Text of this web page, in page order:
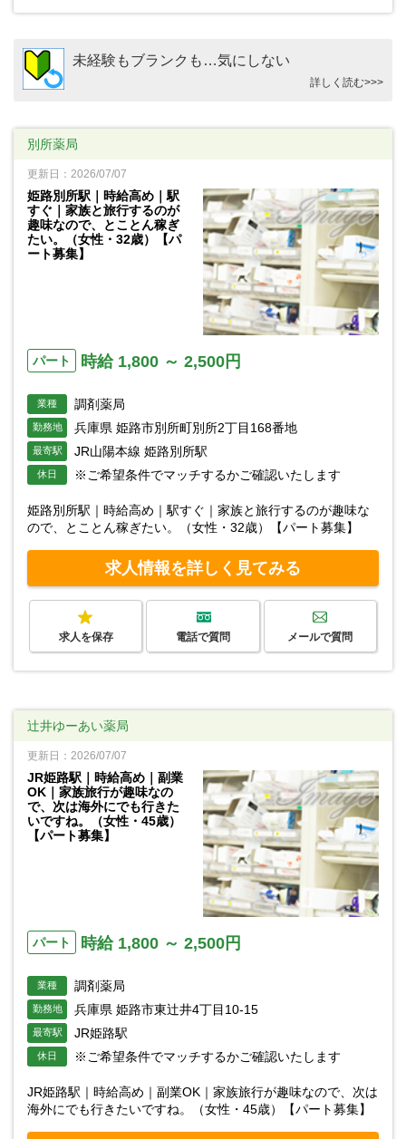
未経験もブランクも…気にしない
詳しく読む>>>
別所薬局
更新日：2026/07/07
姫路別所駅｜時給高め｜駅
すぐ｜家族と旅行するのが
趣味なので、とことん稼ぎ
たい。（女性・32歳）【パ
ート募集】
パート 時給 1,800 ～ 2,500円
業種 調剤薬局
勤務地 兵庫県 姫路市別所町別所2丁目168番地
最寄駅 JR山陽本線 姫路別所駅
休日 ※ご希望条件でマッチするかご確認いたします
姫路別所駅｜時給高め｜駅すぐ｜家族と旅行するのが趣味な
ので、とことん稼ぎたい。（女性・32歳）【パート募集】
求人情報を詳しく見てみる
求人を保存 電話で質問 メールで質問
辻井ゆーあい薬局
更新日：2026/07/07
JR姫路駅｜時給高め｜副業
OK｜家族旅行が趣味なの
で、次は海外にでも行きた
いですね。（女性・45歳）
【パート募集】
パート 時給 1,800 ～ 2,500円
業種 調剤薬局
勤務地 兵庫県 姫路市東辻井4丁目10-15
最寄駅 JR姫路駅
休日 ※ご希望条件でマッチするかご確認いたします
JR姫路駅｜時給高め｜副業OK｜家族旅行が趣味なので、次は
海外にでも行きたいですね。（女性・45歳）【パート募集】